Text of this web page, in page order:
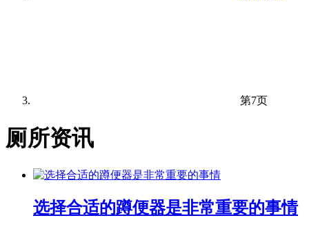
第7页
厕所资讯
选择合适的蹲便器是非常重要的事情